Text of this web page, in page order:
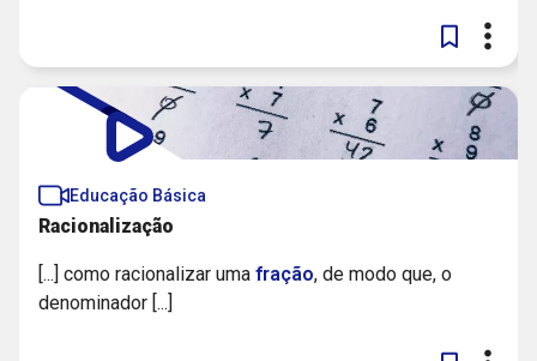
Educação Básica
Racionalização
[...] como racionalizar uma fração, de modo que, o
denominador [...]